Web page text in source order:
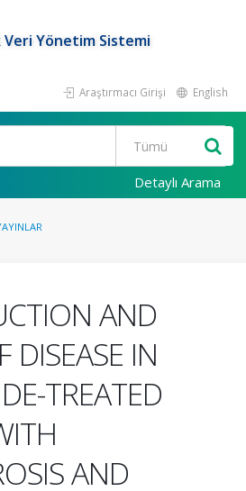
Veri Yönetim Sistemi
Araştırmacı Girişi English
Detaylı Arama
AND
DISEASE IN
TREATED
AND